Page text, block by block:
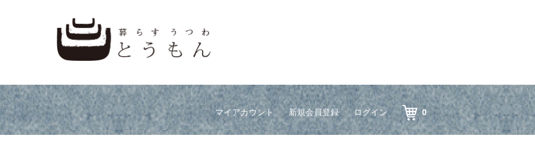
マイアカウント 新規会員登録 ログイン 0